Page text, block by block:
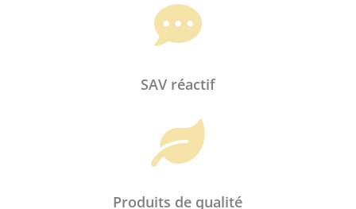

SAV réactif

Produits de qualité